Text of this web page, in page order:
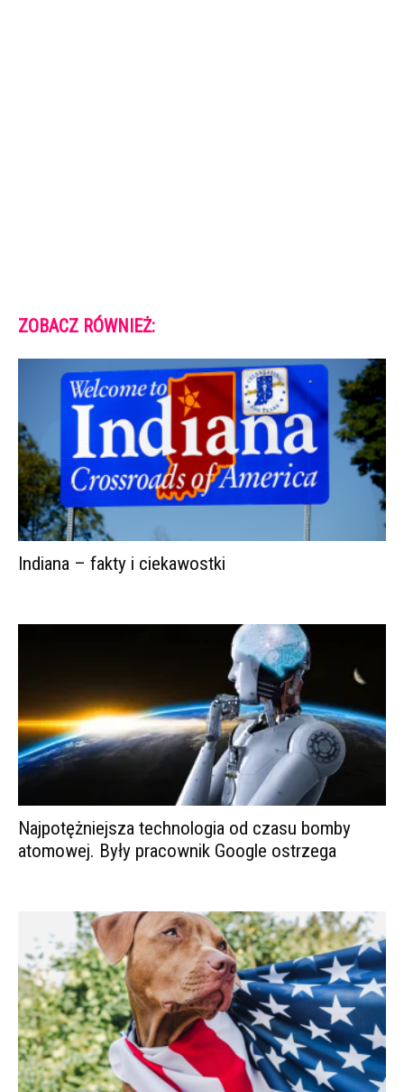
ZOBACZ RÓWNIEŻ:
Indiana – fakty i ciekawostki
Najpotężniejsza technologia od czasu bomby
atomowej. Były pracownik Google ostrzega